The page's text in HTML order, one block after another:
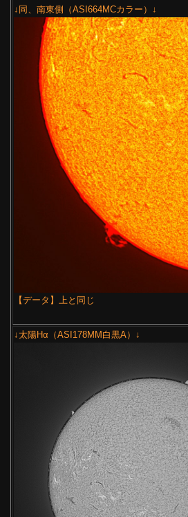
↓同、南東側（ASI664MCカラー）↓
【データ】上と同じ
↓太陽Hα（ASI178MM白黒A）↓